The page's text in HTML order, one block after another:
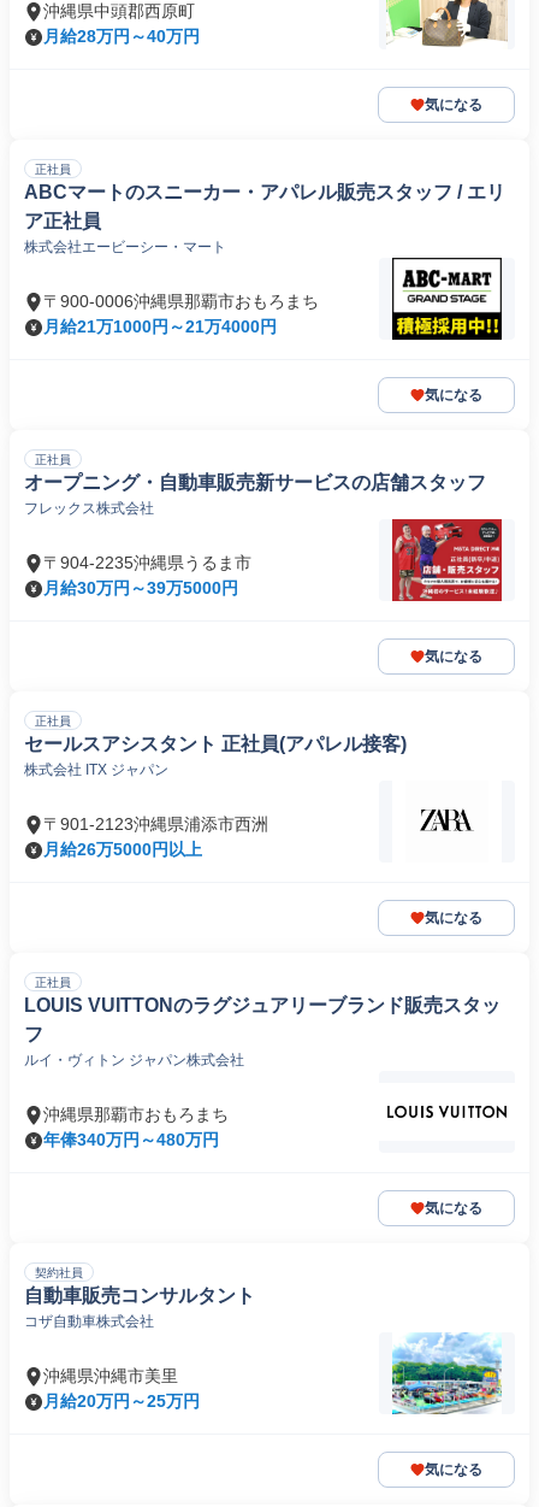
沖縄県中頭郡西原町
月給28万円～40万円
気になる
正社員
ABCマートのスニーカー・アパレル販売スタッフ / エリ
ア正社員
株式会社エービーシー・マート
〒900-0006沖縄県那覇市おもろまち
月給21万1000円～21万4000円
気になる
正社員
オープニング・自動車販売新サービスの店舗スタッフ
フレックス株式会社
〒904-2235沖縄県うるま市
月給30万円～39万5000円
気になる
正社員
セールスアシスタント 正社員(アパレル接客)
株式会社 ITX ジャパン
〒901-2123沖縄県浦添市西洲
月給26万5000円以上
気になる
正社員
LOUIS VUITTONのラグジュアリーブランド販売スタッ
フ
ルイ・ヴィトン ジャパン株式会社
沖縄県那覇市おもろまち
年俸340万円～480万円
気になる
契約社員
自動車販売コンサルタント
コザ自動車株式会社
沖縄県沖縄市美里
月給20万円～25万円
気になる